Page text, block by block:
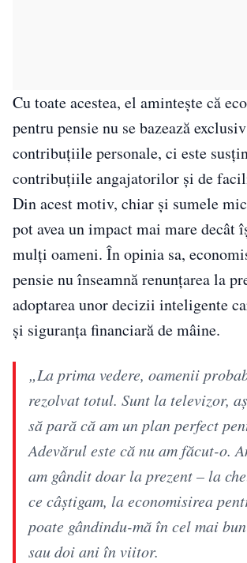
Cu toate acestea, el amintește că
pentru pensie nu se bazează
contribuțiile personale, ci este
contribuțiile angajatorilor și de
Din acest motiv, chiar și sumele
pot avea un impact mai mare decât
mulți oameni. În opinia sa,
pensie nu înseamnă renunțarea la
adoptarea unor decizii inteligente
și siguranța financiară de mâine.
„La prima vedere, oamenii
rezolvat totul. Sunt la televizor,
să pară că am un plan perfect
Adevărul este că nu am făcut-o.
am gândit doar la prezent – ​​la
ce câștigam, la economisirea
poate gândindu-mă în cel mai
sau doi ani în viitor.